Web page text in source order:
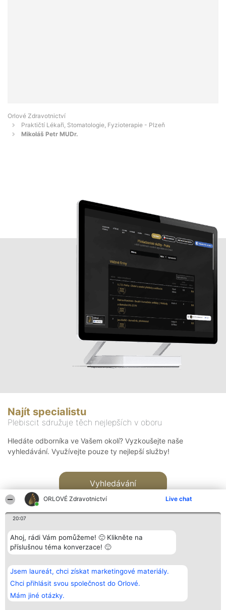
ORLOVÉ Zdravotnictví Live chat
20:07
Ahoj, rádi Vám pomůžeme! 🙂 Klikněte na
příslušnou téma konverzace! 🙂
Jsem laureát, chci získat marketingové materiály.
Chci přihlásit svou společnost do Orlové.
Mám jiné otázky.
Orlové Zdravotnictví
Praktičtí Lékaři, Stomatologie, Fyzioterapie - Plzeň
Mikoláš Petr MUDr.
Najít specialistu
Plebiscit sdružuje těch nejlepších v oboru
Hledáte odborníka ve Vašem okolí? Vyzkoušejte naše
vyhledávání. Využívejte pouze ty nejlepší služby!
Vyhledávání
Bright Side Solutions sp. z o.
o. sp. k.
ul. Ruska 22
Wrocław 50-079
KRS 0000749100 | Regon
381313360 | NIP 8943132676
Vítězové
Seznam všech
laureátů
Zásady
Zásady
Kontakt